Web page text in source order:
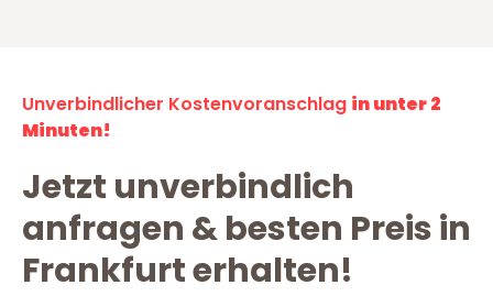
Unverbindlicher Kostenvoranschlag in unter 2
Minuten!
Jetzt unverbindlich
anfragen & besten Preis in
Frankfurt erhalten!